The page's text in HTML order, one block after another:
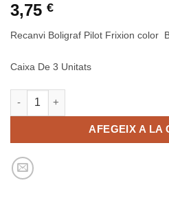
3,75 €
Recanvi Boligraf Pilot Frixion color
Caixa De 3 Unitats
quantitat de Recanvi Boligraf
AFEGEIX A LA